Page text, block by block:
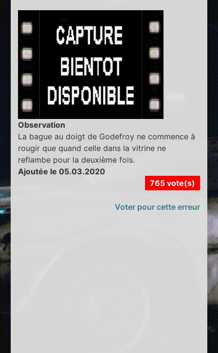
Observation
La bague au doigt de Godefroy ne commence à
rougir que quand celle dans la vitrine ne
reflambe pour la deuxième fois.
Ajoutée le 05.03.2020
765 vote(s)
Voter pour cette erreur